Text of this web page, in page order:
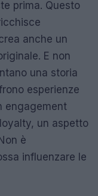
prima. Questo
anche un
E non
una storia
esperienze
engagement
un aspetto
è
influenzare le